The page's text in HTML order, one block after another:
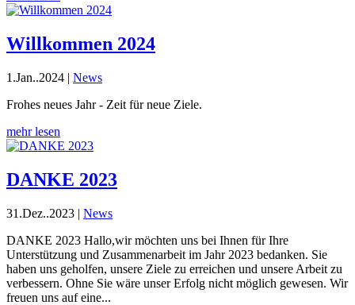
Willkommen 2024
1.Jan..2024 | News
Frohes neues Jahr - Zeit für neue Ziele.
mehr lesen
DANKE 2023
31.Dez..2023 | News
DANKE 2023 Hallo,wir möchten uns bei Ihnen für Ihre
Unterstützung und Zusammenarbeit im Jahr 2023 bedanken. Sie
haben uns geholfen, unsere Ziele zu erreichen und unsere Arbeit zu
verbessern. Ohne Sie wäre unser Erfolg nicht möglich gewesen. Wir
freuen uns auf eine...